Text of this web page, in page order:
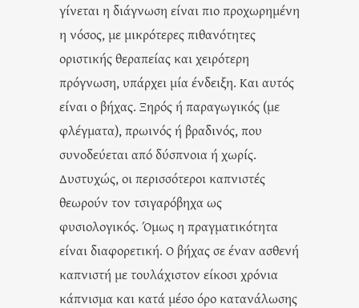
γίνεται η διάγνωση είναι πιο προχωρημένη
η νόσος, με μικρότερες πιθανότητες
οριστικής θεραπείας και χειρότερη
πρόγνωση, υπάρχει μία ένδειξη. Και αυτός
είναι ο βήχας. Ξηρός ή παραγωγικός (με
φλέγματα), πρωινός ή βραδινός, που
συνοδεύεται από δύσπνοια ή χωρίς.
Δυστυχώς, οι περισσότεροι καπνιστές
θεωρούν τον τσιγαρόβηχα ως
φυσιολογικός. Όμως η πραγματικότητα
είναι διαφορετική. Ο βήχας σε έναν ασθενή
καπνιστή με τουλάχιστον είκοσι χρόνια
κάπνισμα και κατά μέσο όρο κατανάλωσης